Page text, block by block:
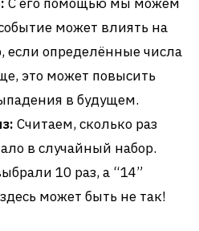
может влиять на
если определённые числа
это может повысить
в будущем.
Считаем, сколько раз
в случайный набор.
10 раз, а “14”
может быть не так!